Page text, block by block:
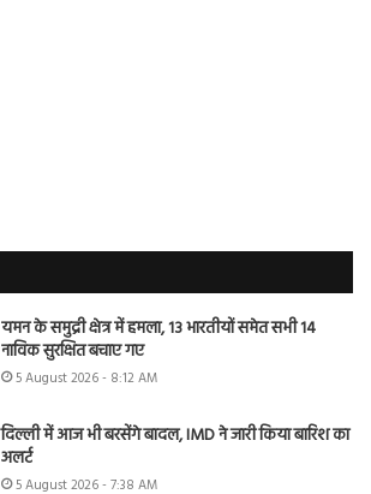
यमन के समुद्री क्षेत्र में हमला, 13 भारतीयों समेत सभी 14
नाविक सुरक्षित बचाए गए
5 August 2026 - 8:12 AM
दिल्ली में आज भी बरसेंगे बादल, IMD ने जारी किया बारिश का
अलर्ट
5 August 2026 - 7:38 AM